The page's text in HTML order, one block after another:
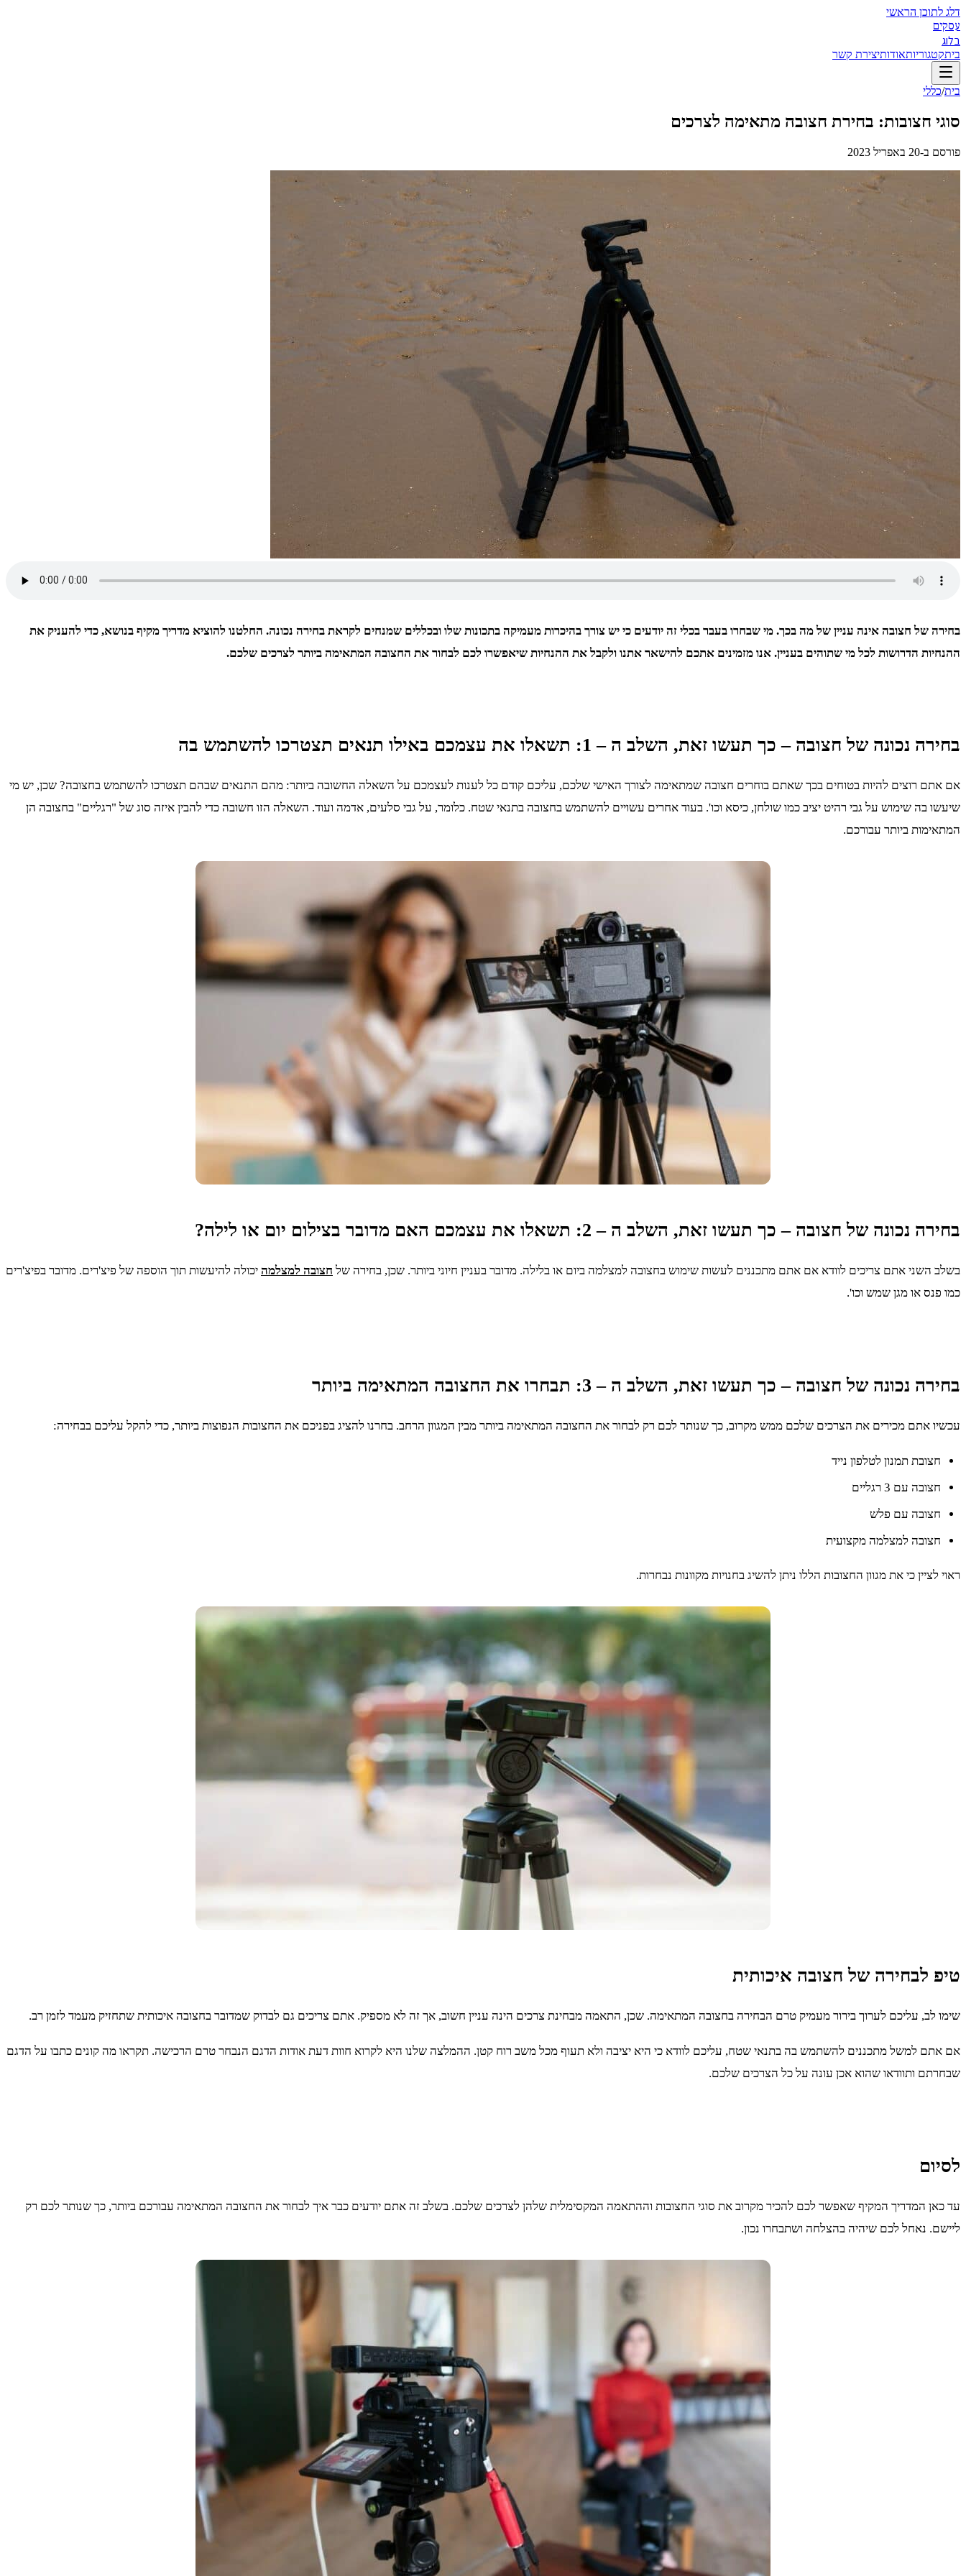
דלג לתוכן הראשי
עסקים
בלוג
ביתקטגוריותאודותיצירת קשר
בית/כללי
סוגי חצובות: בחירת חצובה מתאימה לצרכים
פורסם ב-20 באפריל 2023
בחירה של חצובה אינה עניין של מה בכך. מי שבחרו בעבר בכלי זה יודעים כי יש צורך בהיכרות מעמיקה בתכונות שלו ובכללים שמנחים לקראת בחירה נכונה. החלטנו להוציא מדריך מקיף בנושא, כדי להעניק את
ההנחיות הדרושות לכל מי שתוהים בעניין. אנו מזמינים אתכם להישאר אתנו ולקבל את ההנחיות שיאפשרו לכם לבחור את החצובה המתאימה ביותר לצרכים שלכם.
בחירה נכונה של חצובה – כך תעשו זאת, השלב ה – 1: תשאלו את עצמכם באילו תנאים תצטרכו להשתמש בה
אם אתם רוצים להיות בטוחים בכך שאתם בוחרים חצובה שמתאימה לצורך האישי שלכם, עליכם קודם כל לענות לעצמכם על השאלה החשובה ביותר: מהם התנאים שבהם תצטרכו להשתמש בחצובה? שכן, יש מי
שיעשו בה שימוש על גבי רהיט יציב כמו שולחן, כיסא וכו'. בעוד אחרים עשויים להשתמש בחצובה בתנאי שטח. כלומר, על גבי סלעים, אדמה ועוד. השאלה הזו חשובה כדי להבין איזה סוג של "רגליים" בחצובה הן
המתאימות ביותר עבורכם.
בחירה נכונה של חצובה – כך תעשו זאת, השלב ה – 2: תשאלו את עצמכם האם מדובר בצילום יום או לילה?
בשלב השני אתם צריכים לוודא אם אתם מתכננים לעשות שימוש בחצובה למצלמה ביום או בלילה. מדובר בעניין חיוני ביותר. שכן, בחירה של חצובה למצלמה יכולה להיעשות תוך הוספה של פיצ'רים. מדובר בפיצ'רים
כמו פנס או מגן שמש וכו'.
בחירה נכונה של חצובה – כך תעשו זאת, השלב ה – 3: תבחרו את החצובה המתאימה ביותר
עכשיו אתם מכירים את הצרכים שלכם ממש מקרוב, כך שנותר לכם רק לבחור את החצובה המתאימה ביותר מבין המגוון הרחב. בחרנו להציג בפניכם את החצובות הנפוצות ביותר, כדי להקל עליכם בבחירה:
חצובת תמנון לטלפון נייד
חצובה עם 3 רגליים
חצובה עם פלש
חצובה למצלמה מקצועית
ראוי לציין כי את מגוון החצובות הללו ניתן להשיג בחנויות מקוונות נבחרות.
טיפ לבחירה של חצובה איכותית
שימו לב, עליכם לערוך בירור מעמיק טרם הבחירה בחצובה המתאימה. שכן, התאמה מבחינת צרכים הינה עניין חשוב, אך זה לא מספיק. אתם צריכים גם לבדוק שמדובר בחצובה איכותית שתחזיק מעמד לזמן רב.
אם אתם למשל מתכננים להשתמש בה בתנאי שטח, עליכם לוודא כי היא יציבה ולא תעוף מכל משב רוח קטן. ההמלצה שלנו היא לקרוא חוות דעת אודות הדגם הנבחר טרם הרכישה. תקראו מה קונים כתבו על הדגם
שבחרתם ותוודאו שהוא אכן עונה על כל הצרכים שלכם.
לסיום
עד כאן המדריך המקיף שאפשר לכם להכיר מקרוב את סוגי החצובות וההתאמה המקסימלית שלהן לצרכים שלכם. בשלב זה אתם יודעים כבר איך לבחור את החצובה המתאימה עבורכם ביותר, כך שנותר לכם רק
ליישם. נאחל לכם שיהיה בהצלחה ושתבחרו נכון.